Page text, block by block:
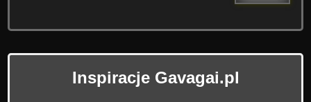
Inspiracje Gavagai.pl